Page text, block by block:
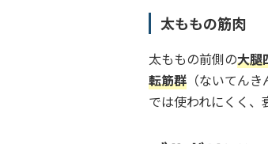
太ももの筋肉
太ももの前側の大腿
転筋群 （ないてん
では使われにくく、